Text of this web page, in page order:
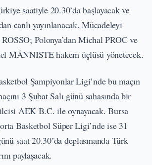
saatiyle 20.30’da başlayacak ve
canlı yayınlanacak. Mücadeleyi
ROSSO; Polonya’dan Michal PROC ve
MÄNNISTE hakem üçlüsü yönetecek.
Şampiyonlar Ligi’nde bu maçın
3 Şubat Salı günü sahasında bir
AEK B.C. ile oynayacak. Bursa
Basketbol Süper Ligi’nde ise 31
saat 20.30’da deplasmanda Türk
paylaşacak.